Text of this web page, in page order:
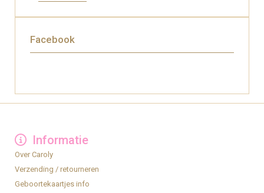
Facebook
Informatie
Over Caroly
Verzending / retourneren
Geboortekaartjes info